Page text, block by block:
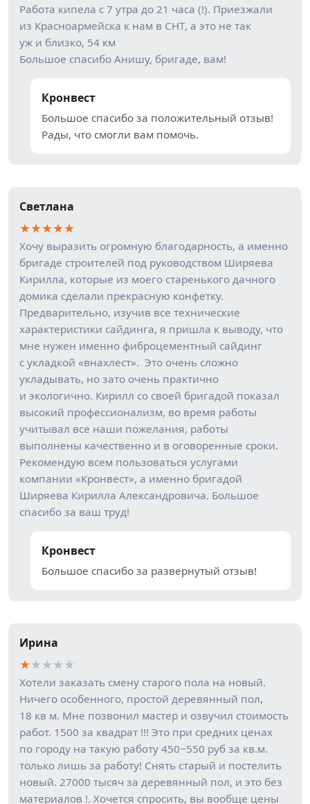
Работа кипела с 7 утра до 21 часа (!). Приезжали
из Красноармейска к нам в СНТ, а это не так
уж и близко, 54 км
Большое спасибо Анишу, бригаде, вам!
Кронвест
Большое спасибо за положительный отзыв!
Рады, что смогли вам помочь.
Светлана
★★★★★
Хочу выразить огромную благодарность, а именно
бригаде строителей под руководством Ширяева
Кирилла, которые из моего старенького дачного
домика сделали прекрасную конфетку.
Предварительно, изучив все технические
характеристики сайдинга, я пришла к выводу, что
мне нужен именно фиброцементный сайдинг
с укладкой «внахлест». Это очень сложно
укладывать, но зато очень практично
и экологично. Кирилл со своей бригадой показал
высокий профессионализм, во время работы
учитывал все наши пожелания, работы
выполнены качественно и в оговоренные сроки.
Рекомендую всем пользоваться услугами
компании «Кронвест», а именно бригадой
Ширяева Кирилла Александровича. Большое
спасибо за ваш труд!
Кронвест
Большое спасибо за развернутый отзыв!
Ирина
★★★★★
Хотели заказать смену старого пола на новый.
Ничего особенного, простой деревянный пол,
18 кв м. Мне позвонил мастер и озвучил стоимость
работ. 1500 за квадрат !!! Это при средних ценах
по городу на такую работу 450−550 руб за кв.м.
только лишь за работу! Снять старый и постелить
новый. 27000 тысяч за деревянный пол, и это без
материалов !. Хочется спросить, вы вообще цены